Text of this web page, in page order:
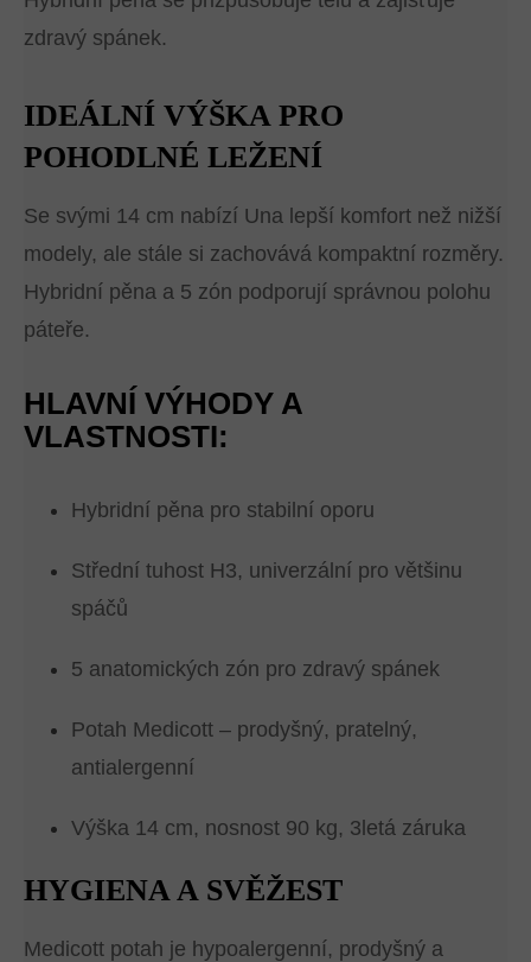
zdravý spánek.
IDEÁLNÍ VÝŠKA PRO
POHODLNÉ LEŽENÍ
Se svými 14 cm nabízí Una lepší komfort než nižší
modely, ale stále si zachovává kompaktní rozměry.
Hybridní pěna a 5 zón podporují správnou polohu
páteře.
HLAVNÍ VÝHODY A
VLASTNOSTI:
Hybridní pěna pro stabilní oporu
Střední tuhost H3, univerzální pro většinu
spáčů
5 anatomických zón pro zdravý spánek
Potah Medicott – prodyšný, pratelný,
antialergenní
Výška 14 cm, nosnost 90 kg, 3letá záruka
HYGIENA A SVĚŽEST
Medicott potah je hypoalergenní, prodyšný a